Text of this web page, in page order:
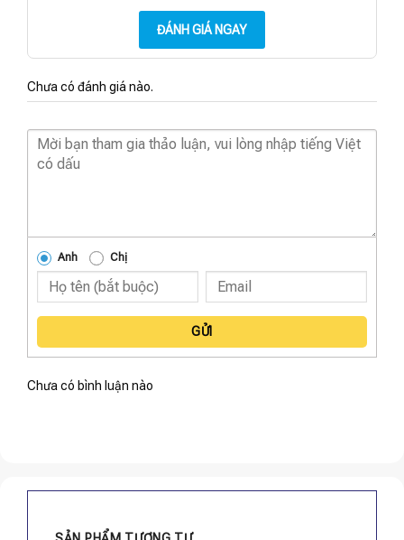
ĐÁNH GIÁ NGAY
Chưa có đánh giá nào.
Anh Chị
GỬI
Chưa có bình luận nào